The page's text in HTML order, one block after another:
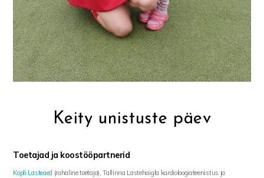
Keity unistuste päev
Toetajad ja koostööpartnerid
Kopli Lasteaed (rahaline toetaja), Tallinna Lastehaigla kardioloogiateenistus ja